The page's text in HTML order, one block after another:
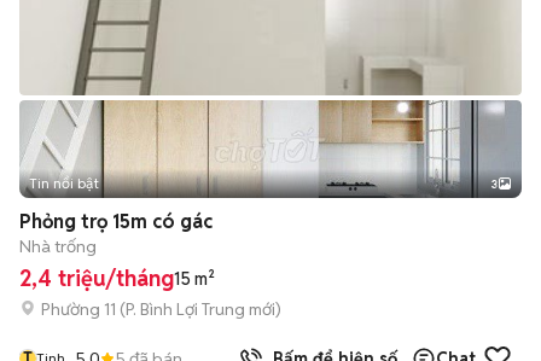
Tin nổi bật 3
Phỏng trọ 15m có gác
Nhà trống
2,4 triệu/tháng15 m²
Phường 11 (P. Bình Lợi Trung mới)